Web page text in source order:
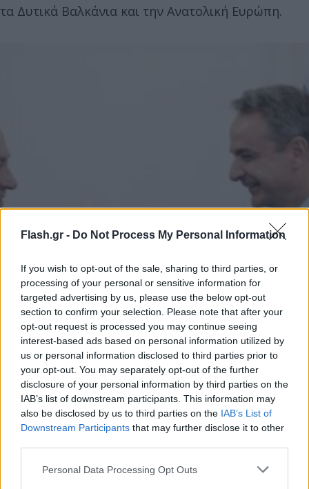
Flash.gr - Do Not Process My Personal Information
If you wish to opt-out of the sale, sharing to third parties, or
processing of your personal or sensitive information for
targeted advertising by us, please use the below opt-out
section to confirm your selection. Please note that after your
opt-out request is processed you may continue seeing
interest-based ads based on personal information utilized by
us or personal information disclosed to third parties prior to
your opt-out. You may separately opt-out of the further
disclosure of your personal information by third parties on the
IAB’s list of downstream participants. This information may
also be disclosed by us to third parties on the IAB’s List of
Downstream Participants that may further disclose it to other
Please note that this website/app uses one or more Google
Personal Data Processing Opt Outs
τα Δυτικά Βαλκάνια και την Ανατολική Ευρώπη.